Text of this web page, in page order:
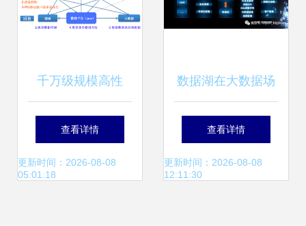
千万级规模高性
能、高并发的网络
架构经验分享
查看详情
更新时间：2026-08-08
05:01:18
数据湖在大数据场
景下应用和实施方
案调研笔记（增强
查看详情
更新时间：2026-08-08
12:11:30